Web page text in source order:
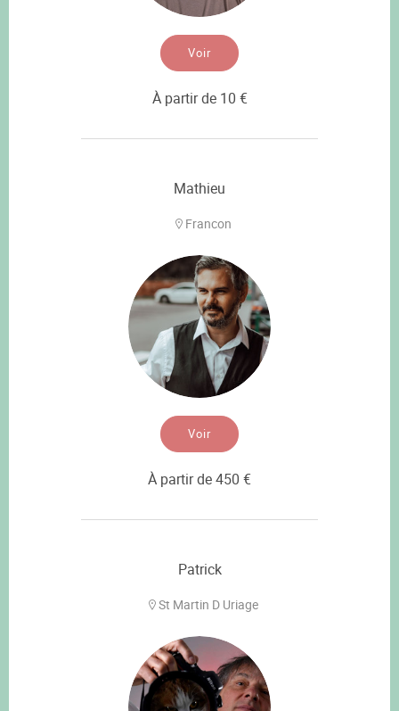
Voir
À partir de 10 €
Mathieu
Francon
Voir
À partir de 450 €
Patrick
St Martin D Uriage